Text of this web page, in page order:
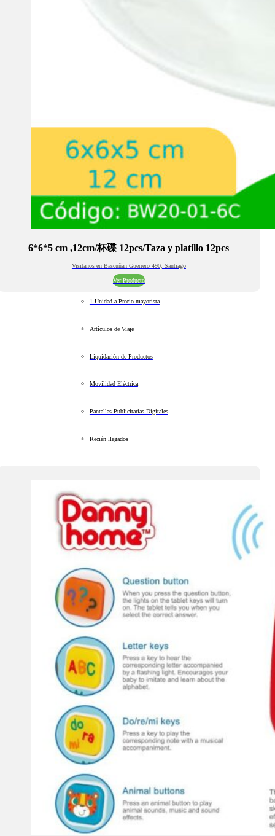
6*6*5 cm ,12cm/杯碟 12pcs/Taza y platillo 12pcs
Visitanos en Bascuñan Guerrero 490, Santiago
Ver Producto
1 Unidad a Precio mayorista
Artículos de Viaje
Liquidación de Productos
Movilidad Eléctrica
Pantallas Publicitarias Digitales
Recién llegados